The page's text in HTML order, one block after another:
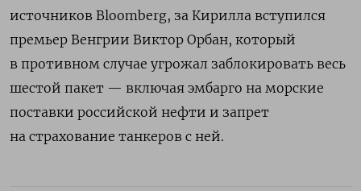
источников Bloomberg, за Кирилла вступился
премьер Венгрии Виктор Орбан, который
в противном случае угрожал заблокировать весь
шестой пакет — включая эмбарго на морские
поставки российской нефти и запрет
на страхование танкеров с ней.